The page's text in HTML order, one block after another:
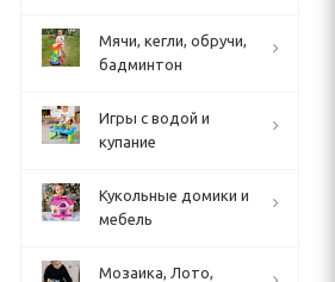
Мячи, кегли, обручи,
бадминтон
Игры с водой и
купание
Кукольные домики и
мебель
Мозаика, Лото,